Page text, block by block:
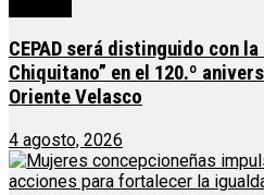
CEPAD será distinguido con
Chiquitano” en el 120.º
Oriente Velasco
4 agosto, 2026